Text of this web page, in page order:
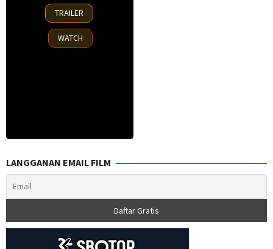
18
Feb
2022
TRAILER
WATCH
LANGGANAN EMAIL FILM